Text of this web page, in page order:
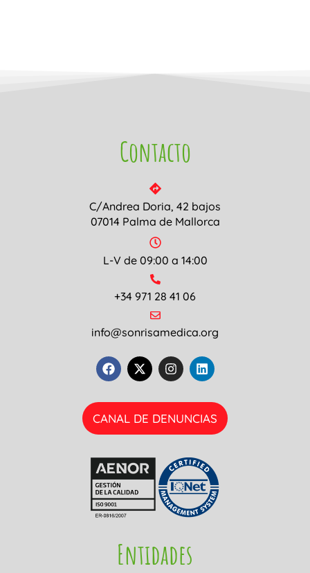
Contacto
C/Andrea Doria, 42 bajos
07014 Palma de Mallorca
L-V de 09:00 a 14:00
+34 971 28 41 06
info@sonrisamedica.org
CANAL DE DENUNCIAS
Entidades